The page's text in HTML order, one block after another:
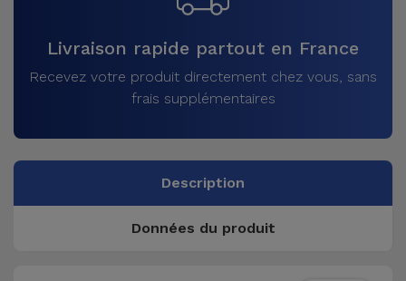
Livraison rapide partout en France
Recevez votre produit directement chez vous, sans
frais supplémentaires
Description
Données du produit